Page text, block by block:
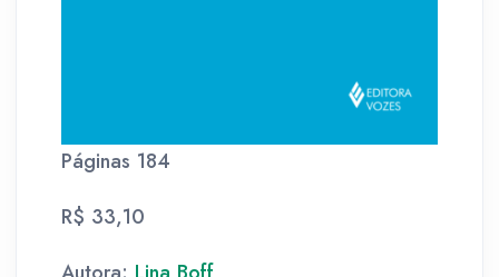
Páginas 184
R$ 33,10